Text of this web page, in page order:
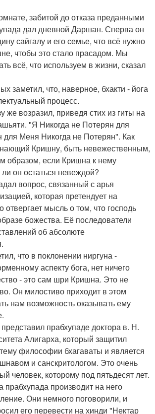
забитой до отказа преданными
дал дневной Даршан. Сперва он
сайгалу и его семье, что всё нужно
чтобы это стало прасадом. Мы
всё, что используем в жизни, сказал
заметил, что, наверное, бхакти - йога
процесс.
же возразил, приведя стих из гиты на
"Я Никогда не Потерян для
для Меня Никогда не Потерян". Как
Кришну, быть невежественным,
образом, если Кришна к нему
он остаться невеждой?
вопрос, связанный с арья
которая претендует на
отвергает мысль о том, что господь
божества. Её последователи
об абсолюте
что в поклонении ниргуна -
аспекту бога, нет ничего
- это сам шри Кришна. Это не
Он милостиво приходит в этом
нам возможность оказывать ему
прабхупаде доктора в. Н.
Алигарха, который защитил
философии бхагаваты и является
и санскритологом. Это очень
человек, которому под пятьдесят лет.
прабхупада производит на него
Они немного поговорили, и
его перевести на хинди "Нектар